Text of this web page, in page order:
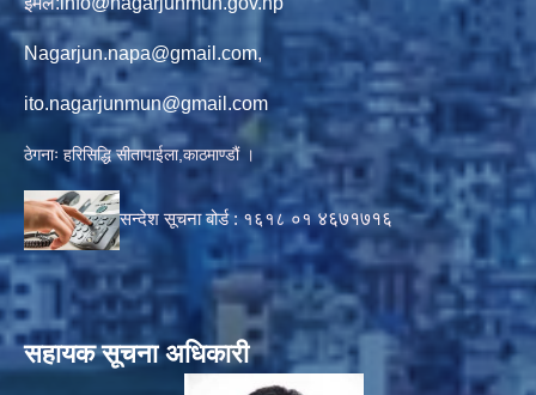
Nagarjun.napa@gmail.com,
ito.nagarjunmun@gmail.com
ठेगनाः हरिसिद्धि सीतापाईला,काठमाण्डौं ।
सन्देश सूचना बोर्ड : १६१८ ०१४६७१७१६
सहायक सूचना अधिकारी